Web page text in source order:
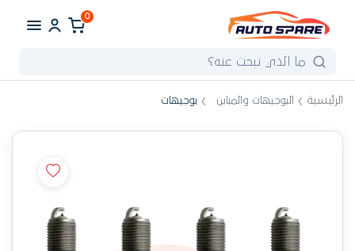
0
الرئيسية البوجيهات والمباين بوجيهات